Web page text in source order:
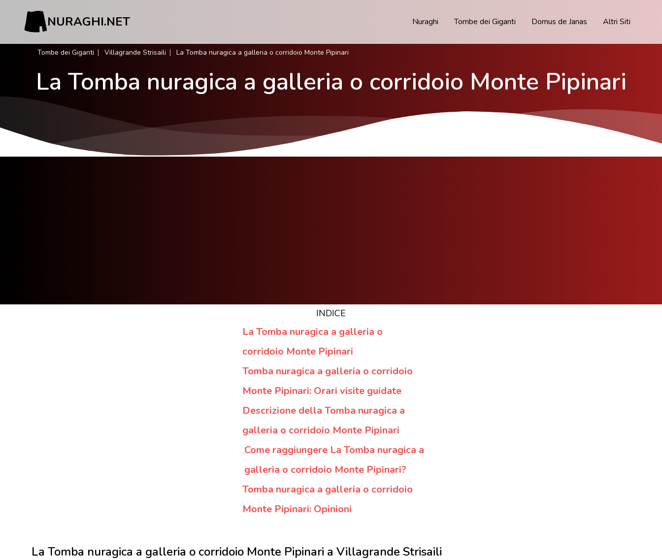
NURAGHI.NET Nuraghi Tombe dei Giganti Domus de Janas Altri Siti
Tombe dei Giganti Villagrande Strisaili La Tomba nuragica a galleria o corridoio Monte Pipinari
La Tomba nuragica a galleria o corridoio Monte Pipinari
INDICE
La Tomba nuragica a galleria o
corridoio Monte Pipinari
Tomba nuragica a galleria o corridoio
Monte Pipinari: Orari visite guidate
Descrizione della Tomba nuragica a
galleria o corridoio Monte Pipinari
Come raggiungere La Tomba nuragica a
galleria o corridoio Monte Pipinari?
Tomba nuragica a galleria o corridoio
Monte Pipinari: Opinioni
La Tomba nuragica a galleria o corridoio Monte Pipinari a Villagrande Strisaili